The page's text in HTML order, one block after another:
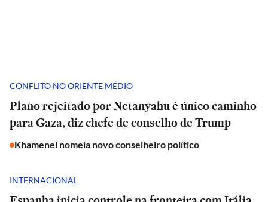
CONFLITO NO ORIENTE MÉDIO
Plano rejeitado por Netanyahu é único caminho
para Gaza, diz chefe de conselho de Trump
Khamenei nomeia novo conselheiro político
INTERNACIONAL